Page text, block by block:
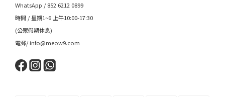
WhatsApp / 852 6212 0899
時間 / 星期1~6 上午10:00-17:30
(公眾假期休息)
電郵/ info@meow9.com